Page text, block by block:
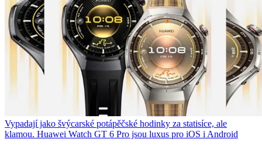
Vypadají jako švýcarské potápěčské hodinky za statisíce, ale
klamou. Huawei Watch GT 6 Pro jsou luxus pro iOS i Android